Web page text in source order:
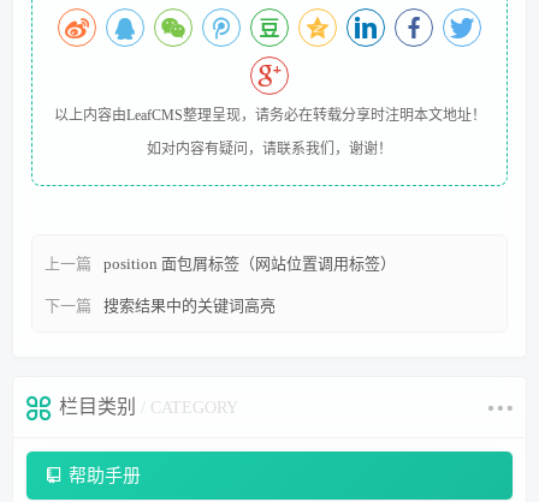
以上内容由LeafCMS整理呈现，请务必在转载分享时注明本文地址！
如对内容有疑问，请联系我们，谢谢！
上一篇 position 面包屑标签（网站位置调用标签）
下一篇 搜索结果中的关键词高亮
栏目类别 / CATEGORY
帮助手册